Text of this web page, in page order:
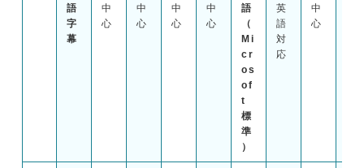
語
字
幕
中
心
中
心
中
心
中
心
語
（
Mi
cr
os
of
t
標
準
）
英
語
対
応
中
心